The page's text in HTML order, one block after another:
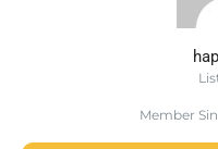
Member